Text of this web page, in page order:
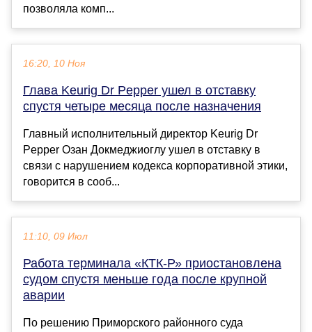
позволяла комп...
16:20, 10 Ноя
Глава Keurig Dr Pepper ушел в отставку
спустя четыре месяца после назначения
Главный исполнительный директор Keurig Dr
Pepper Озан Докмеджиоглу ушел в отставку в
связи с нарушением кодекса корпоративной этики,
говорится в сооб...
11:10, 09 Июл
Работа терминала «КТК-Р» приостановлена
судом спустя меньше года после крупной
аварии
По решению Приморского районного суда